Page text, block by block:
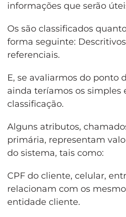
informações que serão
Os são classificados
forma seguinte:
referenciais.
E, se avaliarmos do ponto
ainda teríamos os simples
classificação.
Alguns atributos,
primária, representam
do sistema, tais como:
CPF do cliente, celular,
relacionam com os
entidade cliente.